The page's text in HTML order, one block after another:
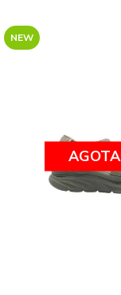
NEW